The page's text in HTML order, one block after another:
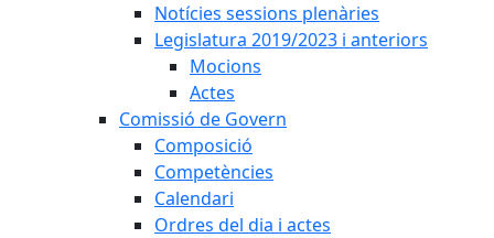
Notícies sessions plenàries
Legislatura 2019/2023 i anteriors
Mocions
Actes
Comissió de Govern
Composició
Competències
Calendari
Ordres del dia i actes